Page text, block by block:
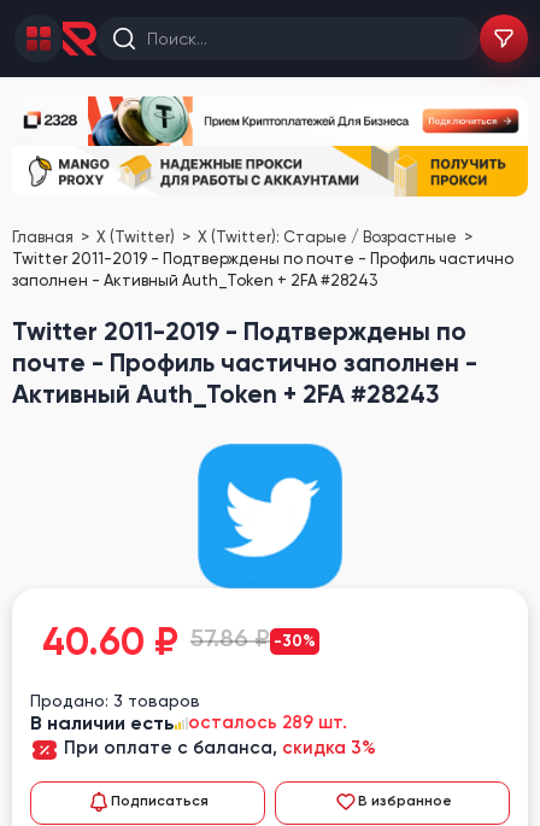
Главная X (Twitter)
X (Twitter): Старые / Возрастные
Twitter 2011-2019 - Подтверждены по почте - Профиль частично
заполнен - Активный Auth_Token + 2FA #28243
Twitter 2011-2019 - Подтверждены по
почте - Профиль частично заполнен -
Активный Auth_Token + 2FA #28243
40.60 ₽ 57.86 ₽ -30%
Продано: 3 товаров
В наличии есть
осталось 289 шт.
При оплате с баланса, скидка 3%
Подписаться В избранное